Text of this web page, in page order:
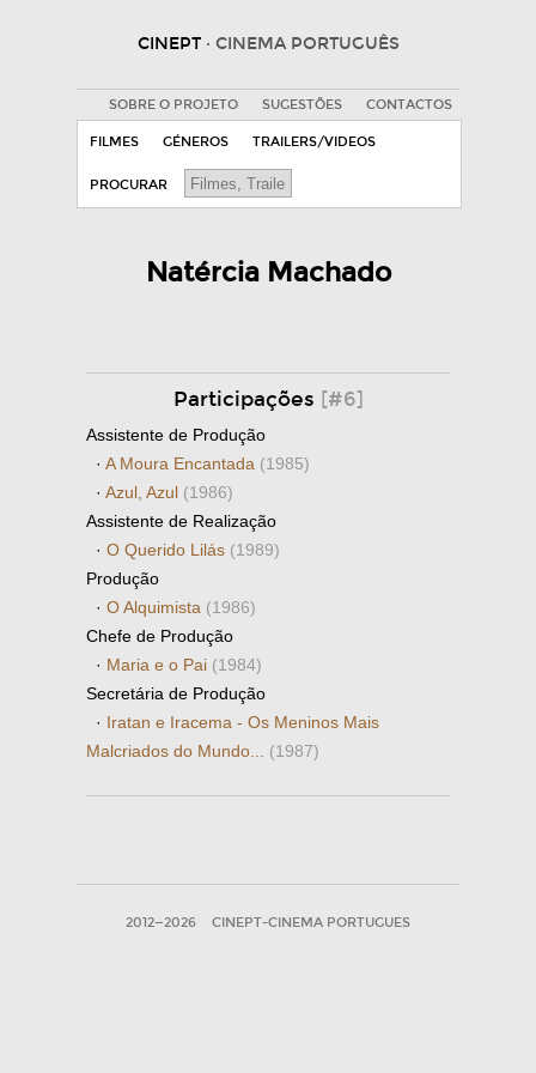
CINEPT · CINEMA PORTUGUÊS
SOBRE O PROJETO SUGESTÕES CONTACTOS
FILMES GÉNEROS TRAILERS/VIDEOS
PROCURAR
Natércia Machado
Participações [#6]
Assistente de Produção
· A Moura Encantada (1985)
· Azul, Azul (1986)
Assistente de Realização
· O Querido Lilás (1989)
Produção
· O Alquimista (1986)
Chefe de Produção
· Maria e o Pai (1984)
Secretária de Produção
· Iratan e Iracema - Os Meninos Mais
Malcriados do Mundo... (1987)
2012—2026 CINEPT-CINEMA PORTUGUES